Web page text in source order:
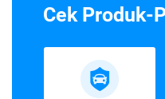
Cek Produk-